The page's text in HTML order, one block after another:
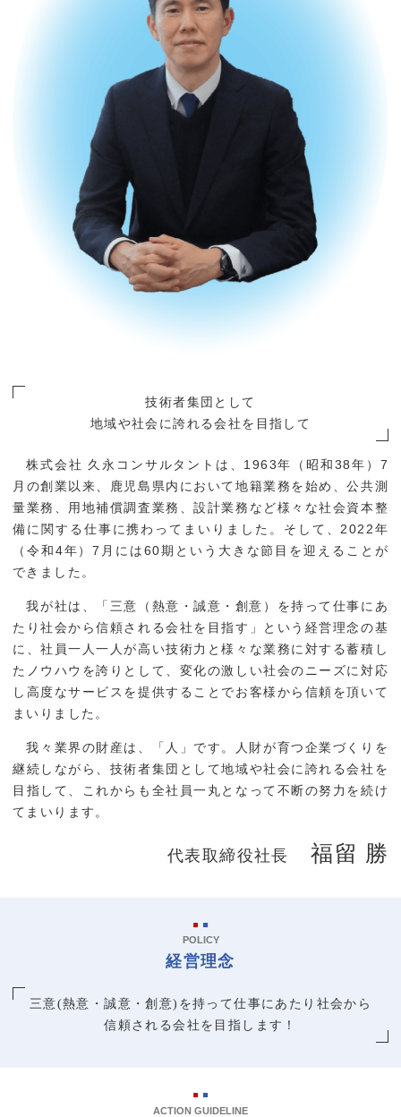
個人情報保護方針
[受付時間] 平日 8:30 – 17:30 (日祝除く)
メールフォームでのお問い合わせ
技術者集団として
地域や社会に誇れる会社を目指して
株式会社 久永コンサルタントは、1963年（昭和38年）7
月の創業以来、鹿児島県内において地籍業務を始め、公共測
量業務、用地補償調査業務、設計業務など様々な社会資本整
備に関する仕事に携わってまいりました。そして、2022年
（令和4年）7月には60期という大きな節目を迎えることが
できました。
我が社は、「三意（熱意・誠意・創意）を持って仕事にあ
たり社会から信頼される会社を目指す」という経営理念の基
に、社員一人一人が高い技術力と様々な業務に対する蓄積し
たノウハウを誇りとして、変化の激しい社会のニーズに対応
し高度なサービスを提供することでお客様から信頼を頂いて
まいりました。
我々業界の財産は、「人」です。人財が育つ企業づくりを
継続しながら、技術者集団として地域や社会に誇れる会社を
目指して、これからも全社員一丸となって不断の努力を続け
てまいります。
代表取締役社長 福留 勝
POLICY
経営理念
三意(熱意・誠意・創意)を持って仕事にあたり社会から
信頼される会社を目指します！
ACTION GUIDELINE